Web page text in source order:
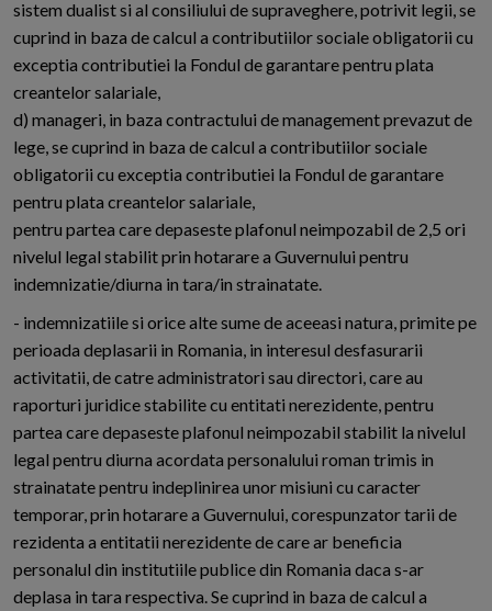
sistem dualist si al consiliului de supraveghere, potrivit legii, se
cuprind in baza de calcul a contributiilor sociale obligatorii cu
exceptia contributiei la Fondul de garantare pentru plata
creantelor salariale,
d) manageri, in baza contractului de management prevazut de
lege, se cuprind in baza de calcul a contributiilor sociale
obligatorii cu exceptia contributiei la Fondul de garantare
pentru plata creantelor salariale,
pentru partea care depaseste plafonul neimpozabil de 2,5 ori
nivelul legal stabilit prin hotarare a Guvernului pentru
indemnizatie/diurna in tara/in strainatate.
- indemnizatiile si orice alte sume de aceeasi natura, primite pe
perioada deplasarii in Romania, in interesul desfasurarii
activitatii, de catre administratori sau directori, care au
raporturi juridice stabilite cu entitati nerezidente, pentru
partea care depaseste plafonul neimpozabil stabilit la nivelul
legal pentru diurna acordata personalului roman trimis in
strainatate pentru indeplinirea unor misiuni cu caracter
temporar, prin hotarare a Guvernului, corespunzator tarii de
rezidenta a entitatii nerezidente de care ar beneficia
personalul din institutiile publice din Romania daca s-ar
deplasa in tara respectiva. Se cuprind in baza de calcul a